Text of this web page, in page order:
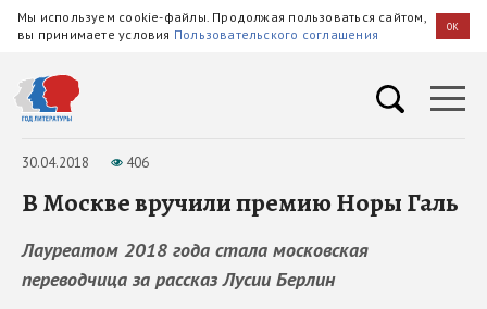
Мы используем cookie-файлы. Продолжая пользоваться сайтом,
вы принимаете условия Пользовательского соглашения OK
30.04.2018 406
В Москве вручили премию Норы Галь
Лауреатом 2018 года стала московская
переводчица за рассказ Лусии Берлин